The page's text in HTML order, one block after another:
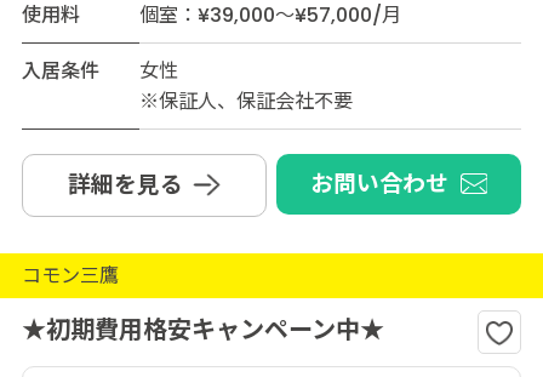
使用料
個室：¥39,000～¥57,000/月
入居条件
女性
※保証人、保証会社不要
詳細を見る お問い合わせ
コモン三鷹
★初期費用格安キャンペーン中★